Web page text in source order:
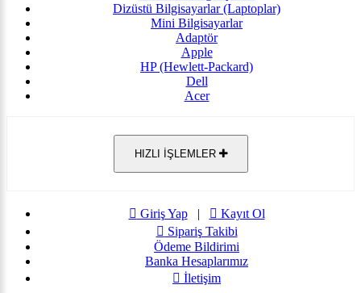
Dizüstü Bilgisayarlar (Laptoplar)
Mini Bilgisayarlar
Adaptör
Apple
HP (Hewlett-Packard)
Dell
Acer
HIZLI İŞLEMLER
Giriş Yap|
Kayıt Ol
Sipariş Takibi
Ödeme Bildirimi
Banka Hesaplarımız
İletişim